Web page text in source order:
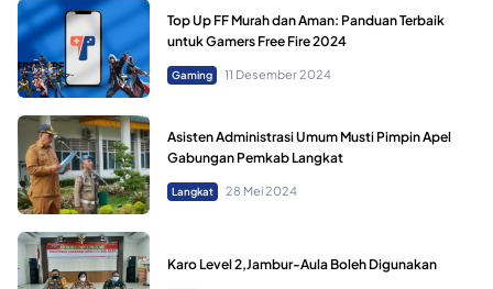
Top Up FF Murah dan Aman: Panduan Terbaik
untuk Gamers Free Fire 2024
Gaming 11 Desember 2024
Asisten Administrasi Umum Musti Pimpin Apel
Gabungan Pemkab Langkat
Langkat 28 Mei 2024
Karo Level 2,Jambur-Aula Boleh Digunakan